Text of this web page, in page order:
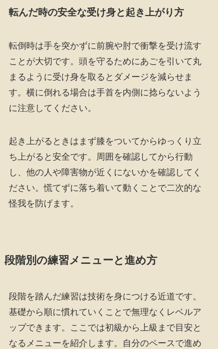
転んだ時の安全な受け身と起き上がり方
転倒時は手を突かずに前腕や肘で衝撃を受け流す
ことが大切です。頭を守るためにあごを引いて丸
まるように受け身を取るとダメージを減らせま
す。横に倒れる場合は手首を内側に捻らないよう
に注意してください。
起き上がるときはまず膝をついてからゆっくり立
ち上がると安全です。周囲を確認してから行動
し、他の人や障害物が近くにないかを確認してく
ださい。慌てずに落ち着いて動くことで二次的な
怪我を防げます。
段階別の練習メニューと進め方
段階を踏んだ練習は技術を身につける近道です。
基礎から順に慣れていくことで無理なくレベルア
ップできます。ここでは初級から上級まで目安と
なるメニューを紹介します。自分のペースで進め